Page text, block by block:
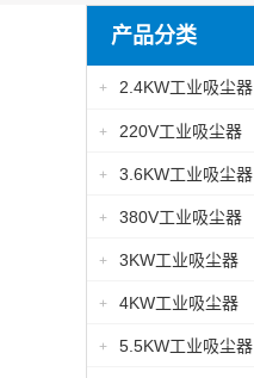
产品分类
+ 2.4KW工业吸尘器
+ 220V工业吸尘器
+ 3.6KW工业吸尘器
+ 380V工业吸尘器
+ 3KW工业吸尘器
+ 4KW工业吸尘器
+ 5.5KW工业吸尘器